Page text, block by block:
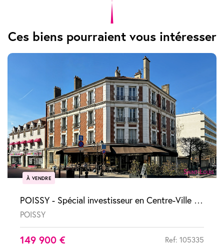
Ces biens pourraient vous intéresser
À VENDRE
POISSY - Spécial investisseur en Centre-Ville - 2 pièces vendu loué
POISSY
149 900 € Ref: 105335